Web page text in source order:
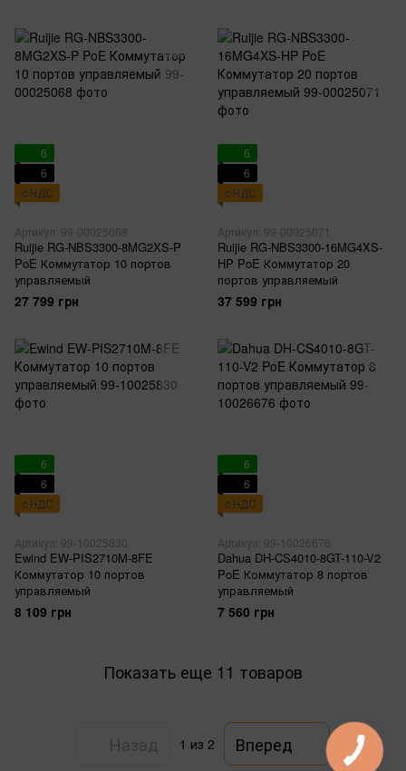
6
6
с НДС
Артикул: 99-00025068
Ruijie RG-NBS3300-8MG2XS-P
PoE Коммутатор 10 портов
управляемый
27 799 грн
6
6
с НДС
Артикул: 99-00025071
Ruijie RG-NBS3300-16MG4XS-
HP PoE Коммутатор 20
портов управляемый
37 599 грн
6
6
с НДС
Артикул: 99-10025830
Ewind EW-PIS2710M-8FE
Коммутатор 10 портов
управляемый
8 109 грн
6
6
с НДС
Артикул: 99-10026676
Dahua DH-CS4010-8GT-110-V2
PoE Коммутатор 8 портов
управляемый
7 560 грн
Показать еще 11 товаров
1 из 2 Вперед